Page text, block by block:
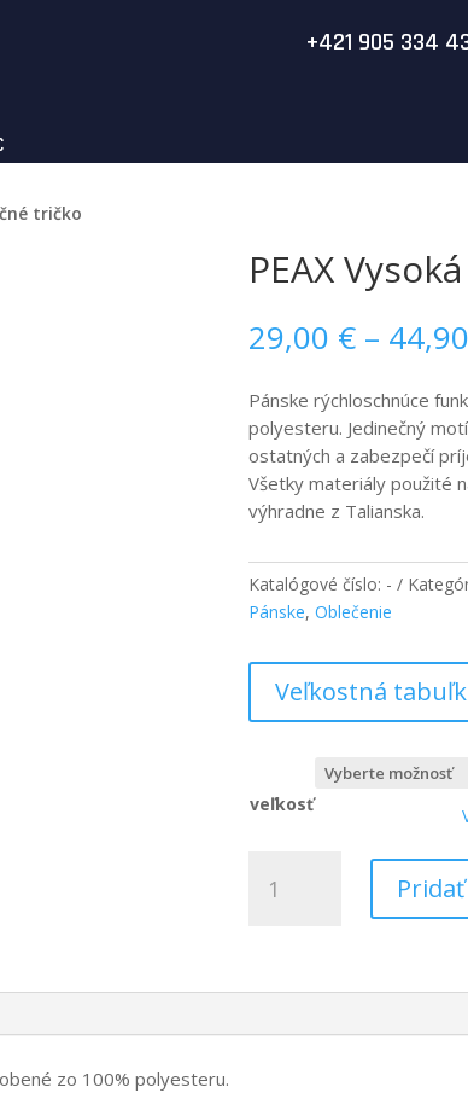
+421 905 334
tričko
PEAX
29,00 € – 44,90
Pánske rýchloschnúce
polyesteru. Jedinečný
ostatných a zabezpečí
Všetky materiály použité
výhradne z Talianska.
Katalógové číslo: -
Pánske, Oblečenie
Veľkostná
veľkosť
PEAX
zo 100% polyesteru.